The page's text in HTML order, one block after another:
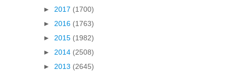
► 2017 (1700)
► 2016 (1763)
► 2015 (1982)
► 2014 (2508)
► 2013 (2645)